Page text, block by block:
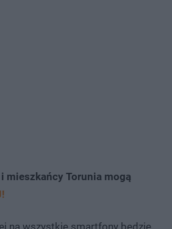
mieszkańcy Torunia mogą
na wszystkie smartfony będzie